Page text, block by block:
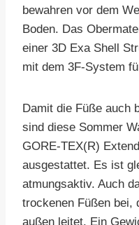
bewahren vor dem
Boden. Das
einer 3D Exa Shell
mit dem 3F-System
Damit die Füße auch
sind diese Sommer
GORE-TEX(R)
ausgestattet. Es ist
atmungsaktiv. Auch
trockenen Füßen bei,
außen leitet. Ein